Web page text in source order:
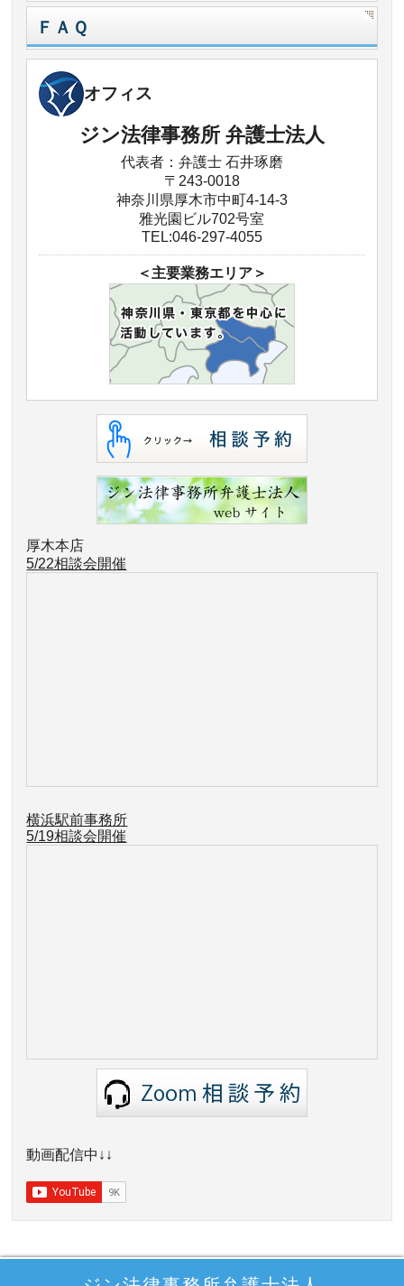
ＦＡＱ
オフィス
ジン法律事務所 弁護士法人
代表者：弁護士 石井琢磨
〒243-0018
神奈川県厚木市中町4-14-3
雅光園ビル702号室
TEL:046-297-4055
＜主要業務エリア＞
厚木本店
5/22相談会開催
横浜駅前事務所
5/19相談会開催
動画配信中↓↓